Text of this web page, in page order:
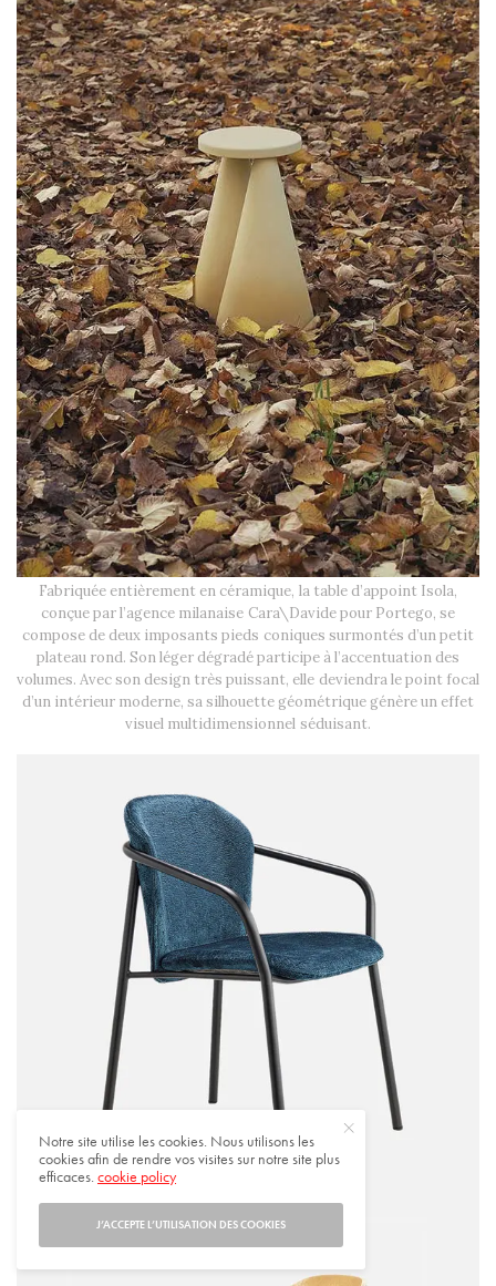
Fabriquée entièrement en céramique, la table d’appoint Isola,
conçue par l’agence milanaise Cara\Davide pour Portego, se
compose de deux imposants pieds coniques surmontés d’un petit
plateau rond. Son léger dégradé participe à l’accentuation des
volumes. Avec son design très puissant, elle deviendra le point focal
d’un intérieur moderne, sa silhouette géométrique génère un effet
visuel multidimensionnel séduisant.
Notre site utilise les cookies. Nous utilisons les
cookies afin de rendre vos visites sur notre site plus
efficaces.cookie policy
J’ACCEPTE L’UTILISATION DES COOKIES